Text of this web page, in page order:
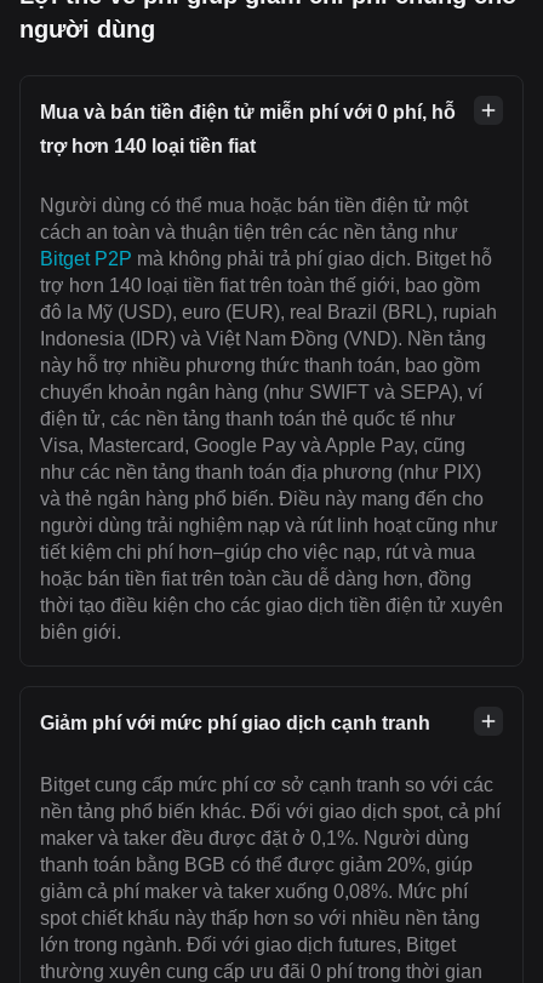
người dùng
Mua và bán tiền điện tử miễn phí với 0 phí, hỗ
trợ hơn 140 loại tiền fiat
Người dùng có thể mua hoặc bán tiền điện tử một
cách an toàn và thuận tiện trên các nền tảng như
Bitget P2P mà không phải trả phí giao dịch. Bitget hỗ
trợ hơn 140 loại tiền fiat trên toàn thế giới, bao gồm
đô la Mỹ (USD), euro (EUR), real Brazil (BRL), rupiah
Indonesia (IDR) và Việt Nam Đồng (VND). Nền tảng
này hỗ trợ nhiều phương thức thanh toán, bao gồm
chuyển khoản ngân hàng (như SWIFT và SEPA), ví
điện tử, các nền tảng thanh toán thẻ quốc tế như
Visa, Mastercard, Google Pay và Apple Pay, cũng
như các nền tảng thanh toán địa phương (như PIX)
và thẻ ngân hàng phổ biến. Điều này mang đến cho
người dùng trải nghiệm nạp và rút linh hoạt cũng như
tiết kiệm chi phí hơn–giúp cho việc nạp, rút và mua
hoặc bán tiền fiat trên toàn cầu dễ dàng hơn, đồng
thời tạo điều kiện cho các giao dịch tiền điện tử xuyên
biên giới.
Giảm phí với mức phí giao dịch cạnh tranh
Bitget cung cấp mức phí cơ sở cạnh tranh so với các
nền tảng phổ biến khác. Đối với giao dịch spot, cả phí
maker và taker đều được đặt ở 0,1%. Người dùng
thanh toán bằng BGB có thể được giảm 20%, giúp
giảm cả phí maker và taker xuống 0,08%. Mức phí
spot chiết khấu này thấp hơn so với nhiều nền tảng
lớn trong ngành. Đối với giao dịch futures, Bitget
thường xuyên cung cấp ưu đãi 0 phí trong thời gian